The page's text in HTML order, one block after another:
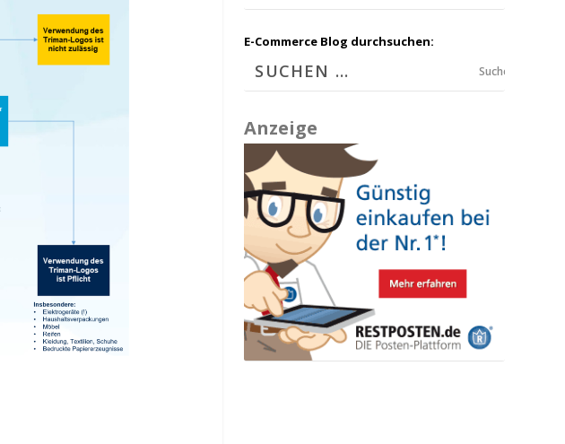
E-Commerce Blog durchsuchen:
Suchen
Anzeige